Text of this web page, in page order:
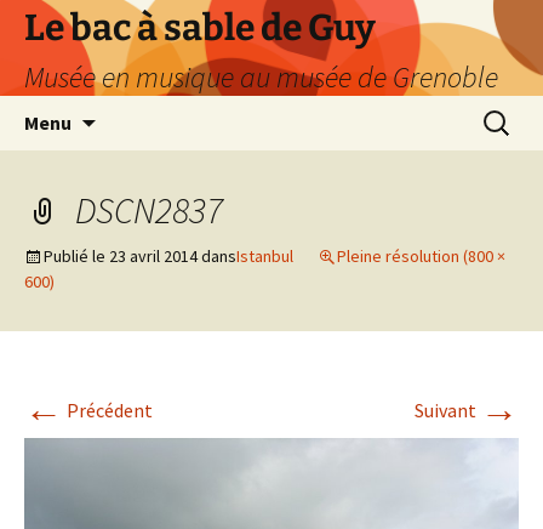
Le bac à sable de Guy
Musée en musique au musée de Grenoble
Menu
DSCN2837
Publié le 23 avril 2014dansIstanbul
Pleine résolution (800 ×
600)
← Précédent Suivant →